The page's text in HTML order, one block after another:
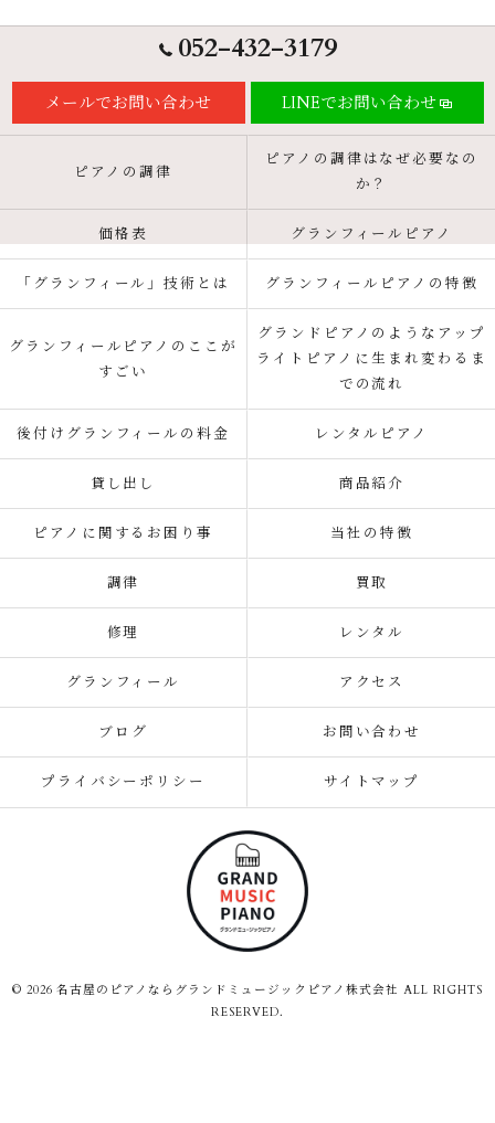
052-432-3179
メールでお問い合わせ LINEでお問い合わせ
ピアノの調律
ピアノの調律はなぜ必要なの
か？
価格表 グランフィールピアノ
「グランフィール」技術とは グランフィールピアノの特徴
グランフィールピアノのここが
すごい
グランドピアノのようなアップ
ライトピアノに生まれ変わるま
での流れ
後付けグランフィールの料金 レンタルピアノ
貸し出し 商品紹介
ピアノに関するお困り事 当社の特徴
調律 買取
修理 レンタル
グランフィール アクセス
ブログ お問い合わせ
プライバシーポリシー サイトマップ
© 2026 名古屋のピアノならグランドミュージックピアノ株式会社 ALL RIGHTS
RESERVED.